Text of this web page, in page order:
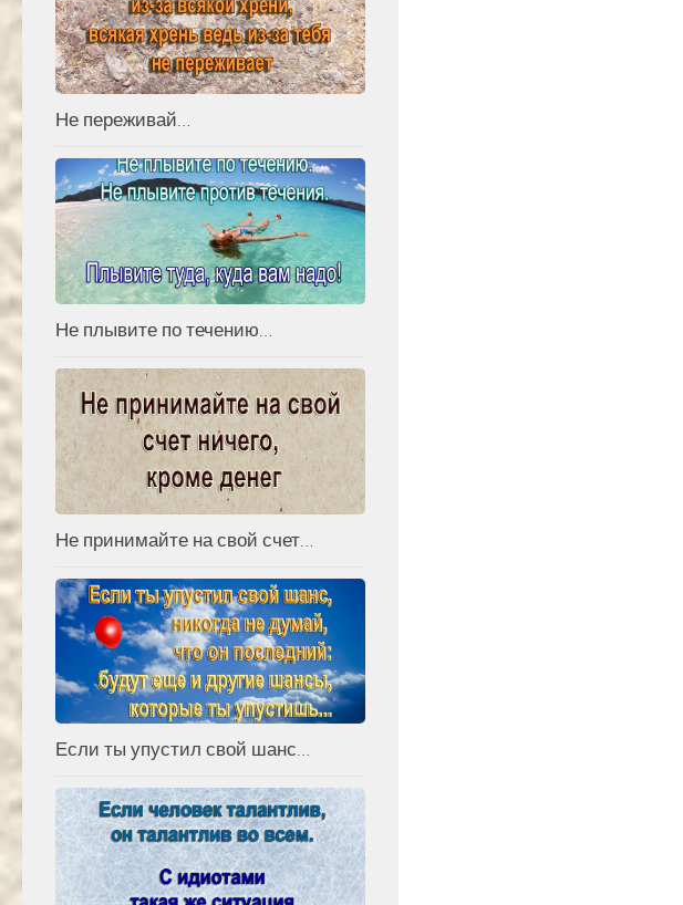
Не переживай…
Не плывите по течению…
Не принимайте на свой счет…
Если ты упустил свой шанс…